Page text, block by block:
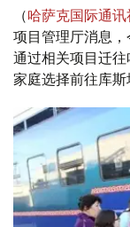
（哈萨克国际通
项目管理厅消息
通过相关项目迁
家庭选择前往库斯